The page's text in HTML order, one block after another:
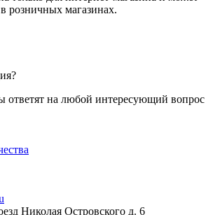
розничных магазинах.
ответят на любой интересующий вопрос
Николая Островского д. 6